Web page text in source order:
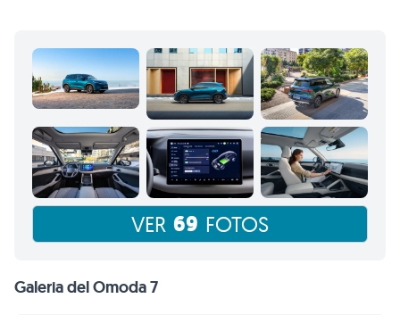
VER 69 FOTOS
Galeria del Omoda 7